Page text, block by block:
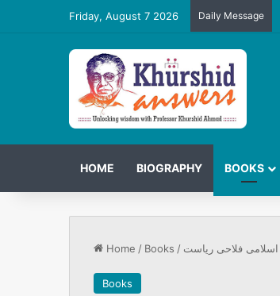
Friday, August 7 2026 Daily Message
HOME BIOGRAPHY BOOKS
Home / Books / اسلامی فلاحی ریاست
Books